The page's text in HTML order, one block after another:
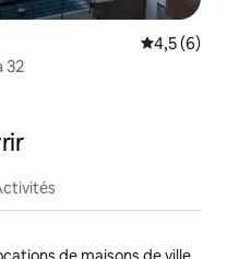
Évaluation
4,5 (6)
32